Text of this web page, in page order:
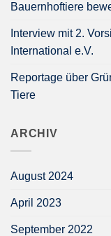
Bauernhoftiere
Interview mit 2.
International e.V.
Reportage über
Tiere
ARCHIV
August 2024
April 2023
September 2022